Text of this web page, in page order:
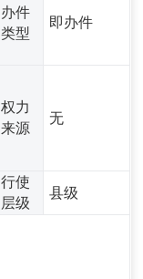
办件
类型
即办件
权力
来源
无
行使
层级
县级